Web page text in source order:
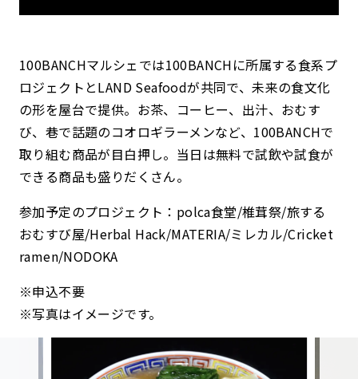
100BANCHマルシェでは100BANCHに所属する食系プ
ロジェクトとLAND Seafoodが共同で、未来の食文化
の形を屋台で提供。お茶、コーヒー、出汁、おむす
び、巷で話題のコオロギラーメンなど、100BANCHで
取り組む商品が目白押し。当日は無料で試飲や試食が
できる商品も盛りだくさん。
参加予定のプロジェクト：polca食堂/椎茸祭/旅する
おむすび屋/Herbal Hack/MATERIA/ミレカル/Cricket
ramen/NODOKA
※申込不要
※写真はイメージです。